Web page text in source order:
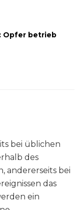
Opfer betrieb
bei üblichen
des
andererseits bei
das
ein